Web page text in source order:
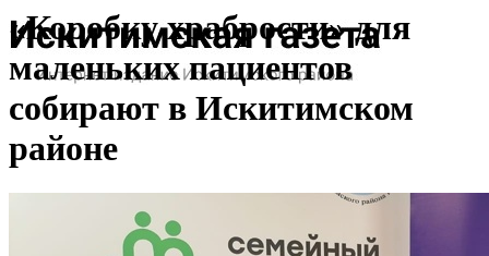
«Коробку храбрости» для
маленьких пациентов
собирают в Искитимском
районе